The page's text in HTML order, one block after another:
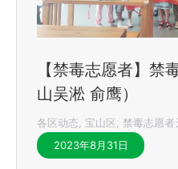
【禁毒志愿者】禁
山吴淞 俞鹰）
各区动态, 宝山区, 禁毒志愿者
2023年8月31日